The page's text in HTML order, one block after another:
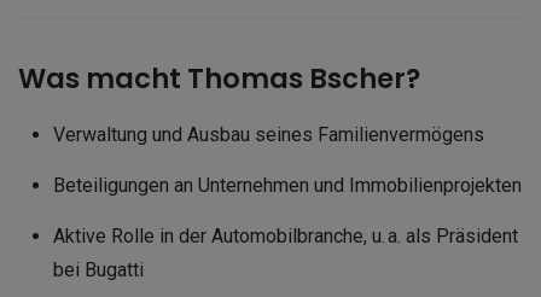
Was macht Thomas Bscher?
Verwaltung und Ausbau seines Familienvermögens
Beteiligungen an Unternehmen und Immobilienprojekten
Aktive Rolle in der Automobilbranche, u. a. als Präsident
bei Bugatti